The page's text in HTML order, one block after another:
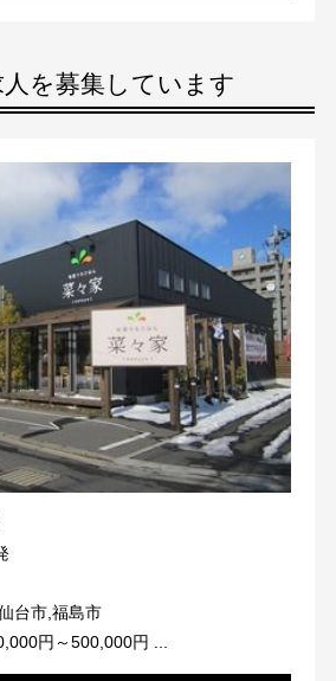
を募集しています
台市,福島市
円～500,000円 ...